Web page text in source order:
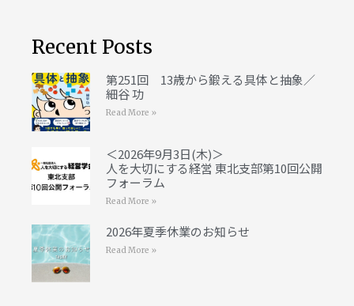
Recent Posts
第251回 13歳から鍛える具体と抽象／
細谷 功
Read More »
＜2026年9月3日(木)＞
人を大切にする経営 東北支部第10回公開
フォーラム
Read More »
2026年夏季休業のお知らせ
Read More »